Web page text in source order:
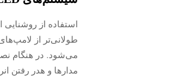
طولانی‌تر از
مدارها و هدر رفتن